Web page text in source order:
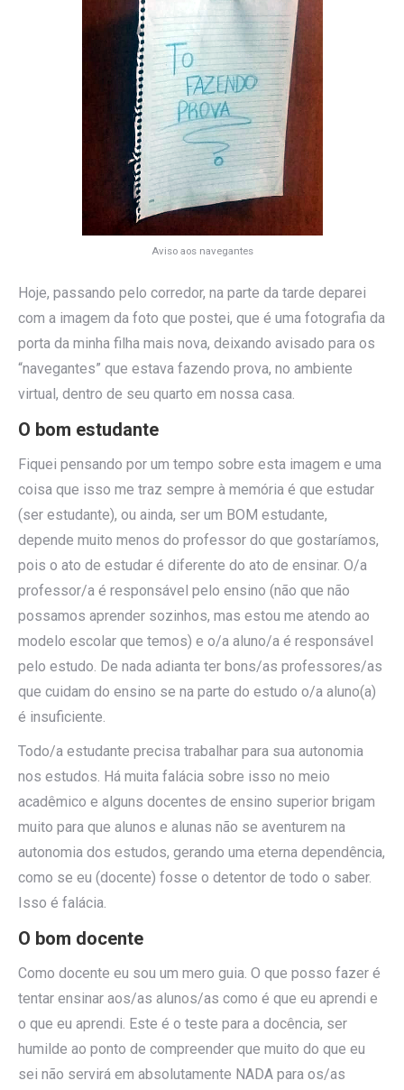
Aviso aos navegantes
Hoje, passando pelo corredor, na parte da tarde deparei
com a imagem da foto que postei, que é uma fotografia da
porta da minha filha mais nova, deixando avisado para os
“navegantes” que estava fazendo prova, no ambiente
virtual, dentro de seu quarto em nossa casa.
O bom estudante
Fiquei pensando por um tempo sobre esta imagem e uma
coisa que isso me traz sempre à memória é que estudar
(ser estudante), ou ainda, ser um BOM estudante,
depende muito menos do professor do que gostaríamos,
pois o ato de estudar é diferente do ato de ensinar. O/a
professor/a é responsável pelo ensino (não que não
possamos aprender sozinhos, mas estou me atendo ao
modelo escolar que temos) e o/a aluno/a é responsável
pelo estudo. De nada adianta ter bons/as professores/as
que cuidam do ensino se na parte do estudo o/a aluno(a)
é insuficiente.
Todo/a estudante precisa trabalhar para sua autonomia
nos estudos. Há muita falácia sobre isso no meio
acadêmico e alguns docentes de ensino superior brigam
muito para que alunos e alunas não se aventurem na
autonomia dos estudos, gerando uma eterna dependência,
como se eu (docente) fosse o detentor de todo o saber.
Isso é falácia.
O bom docente
Como docente eu sou um mero guia. O que posso fazer é
tentar ensinar aos/as alunos/as como é que eu aprendi e
o que eu aprendi. Este é o teste para a docência, ser
humilde ao ponto de compreender que muito do que eu
sei não servirá em absolutamente NADA para os/as